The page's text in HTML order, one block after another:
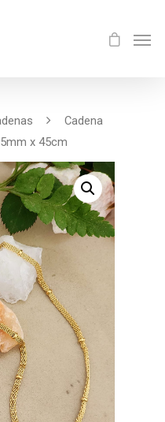
Cadena
x 45cm